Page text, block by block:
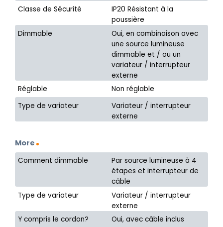
Classe de Sécurité
IP20 Résistant à la
poussière
Dimmable
Oui, en combinaison avec
une source lumineuse
dimmable et / ou un
variateur / interrupteur
externe
Réglable
Non réglable
Type de variateur
Variateur / interrupteur
externe
More
Comment dimmable
Par source lumineuse à 4
étapes et interrupteur de
câble
Type de variateur
Variateur / interrupteur
externe
Y compris le cordon?
Oui, avec câble inclus